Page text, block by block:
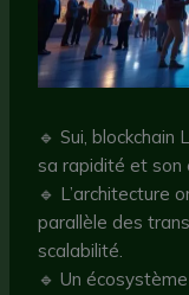
🔹 Sui,
sa rapidité et son
🔹 L’architecture
parallèle des
scalabilité.
🔹 Un